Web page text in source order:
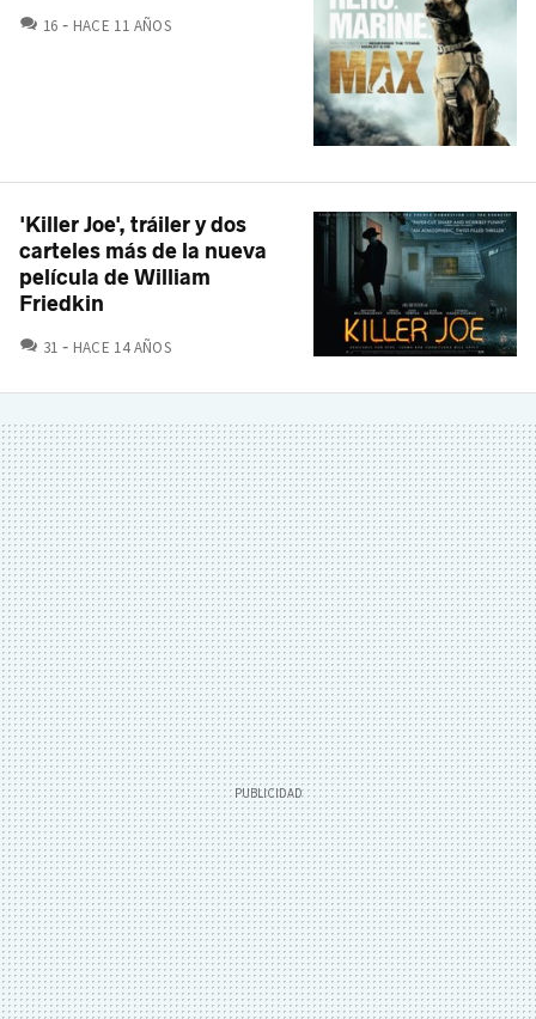
16 COMENTARIOS
HACE 11 AÑOS
'Killer Joe', tráiler y dos
carteles más de la nueva
película de William
Friedkin
31 COMENTARIOS
HACE 14 AÑOS